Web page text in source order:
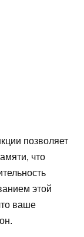
позволяет
что
этой
ваше